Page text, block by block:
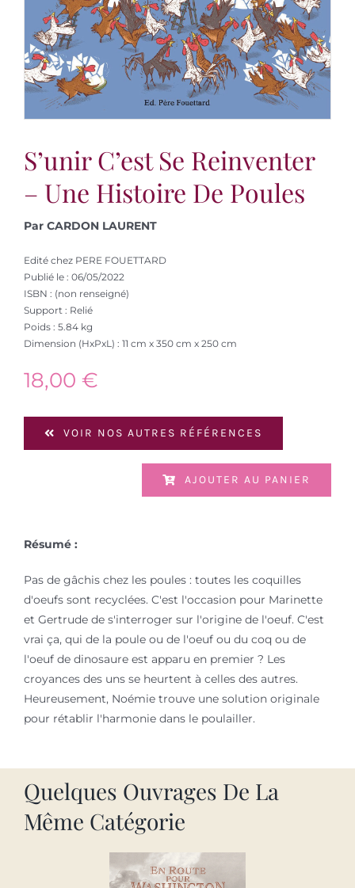
S’unir C’est Se Reinventer
– Une Histoire De Poules
Par CARDON LAURENT
Edité chez PERE FOUETTARD
Publié le : 06/05/2022
ISBN : (non renseigné)
Support : Relié
Poids : 5.84 kg
Dimension (HxPxL) : 11 cm x 350 cm x 250 cm
18,00 €
VOIR NOS AUTRES RÉFÉRENCES
AJOUTER AU PANIER
Résumé :
Pas de gâchis chez les poules : toutes les coquilles
d'oeufs sont recyclées. C'est l'occasion pour Marinette
et Gertrude de s'interroger sur l'origine de l'oeuf. C'est
vrai ça, qui de la poule ou de l'oeuf ou du coq ou de
l'oeuf de dinosaure est apparu en premier ? Les
croyances des uns se heurtent à celles des autres.
Heureusement, Noémie trouve une solution originale
pour rétablir l'harmonie dans le poulailler.
Quelques Ouvrages De La
Même Catégorie